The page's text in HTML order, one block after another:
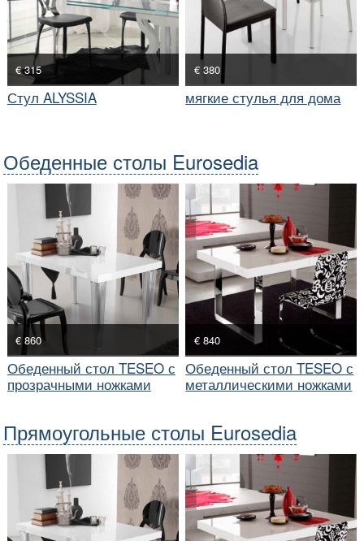
€ 315
Стул ALYSSIA
€ 380
мягкие стулья для дома
Обеденные столы Eurosedia
€ 860
Обеденный стол TESEO с
прозрачными ножками
€ 840
Обеденный стол TESEO с
металлическими ножками
Прямоугольные столы Eurosedia